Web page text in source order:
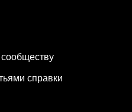
справки